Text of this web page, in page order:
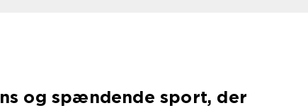
og spændende sport, der